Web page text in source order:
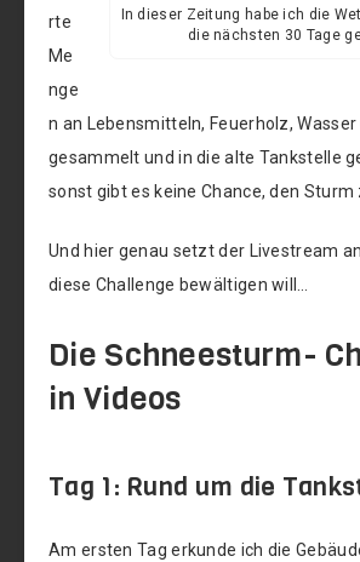
In dieser Zeitung habe ich die
die nächsten 30 Tage
rte
Me
nge
n an Lebensmitteln, Feuerholz,
gesammelt und in die alte Tankstelle
sonst gibt es keine Chance, den
Und hier genau setzt der Livestream
diese Challenge bewältigen will…
Die Schneesturm-
in Videos
Tag 1: Rund um die
Am ersten Tag erkunde ich die